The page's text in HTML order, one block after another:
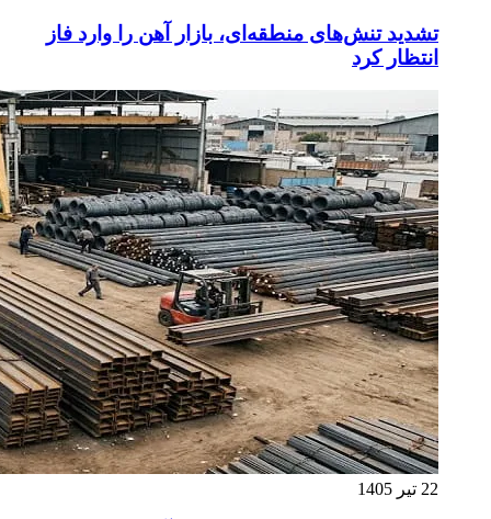
تشدید تنش‌های منطقه‌ای، بازار آهن را وارد فاز
انتظار کرد
22 تیر 1405